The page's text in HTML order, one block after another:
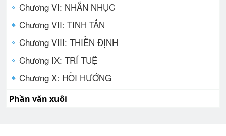
Chương VI: NHẪN NHỤC
Chương VII: TINH TẤN
Chương VIII: THIỀN ĐỊNH
Chương IX: TRÍ TUỆ
Chương X: HỒI HƯỚNG
Phần văn xuôi